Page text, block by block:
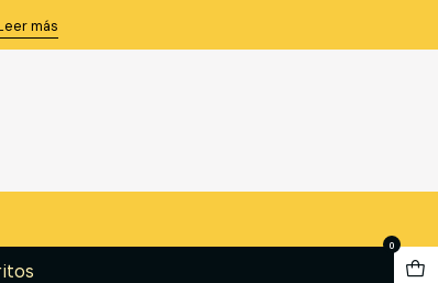
0
másM STEELPRO
ROSTRO ERGONIC